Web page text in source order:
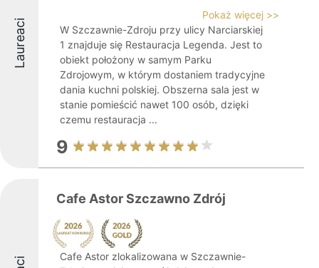
Laureaci
Pokaż więcej >>
W Szczawnie-Zdroju przy ulicy Narciarskiej
1 znajduje się Restauracja Legenda. Jest to
obiekt położony w samym Parku
Zdrojowym, w którym dostaniem tradycyjne
dania kuchni polskiej. Obszerna sala jest w
stanie pomieścić nawet 100 osób, dzięki
czemu restauracja ...
9
Cafe Astor Szczawno Zdrój
Cafe Astor zlokalizowana w Szczawnie-